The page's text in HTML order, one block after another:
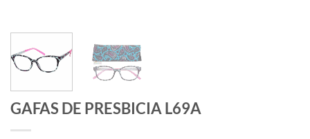
GAFAS DE PRESBICIA L69A